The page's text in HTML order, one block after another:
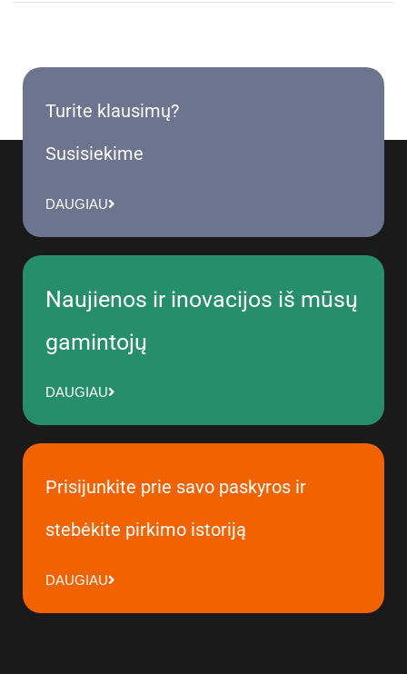
Turite klausimų?
Susisiekime
DAUGIAU
Naujienos ir inovacijos iš mūsų
gamintojų
DAUGIAU
Prisijunkite prie savo paskyros ir
stebėkite pirkimo istoriją
DAUGIAU